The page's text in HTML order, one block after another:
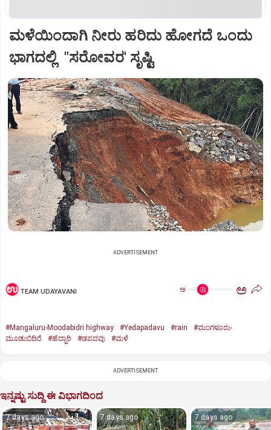
ಮಳೆಯಿಂದಾಗಿ ನೀರು ಹರಿದು ಹೋಗದೆ ಒಂದು
ಭಾಗದಲ್ಲಿ "ಸರೋವರ' ಸೃಷ್ಟಿ
ADVERTISEMENT
TEAM UDAYAVANI ಅ ಅ
#Mangaluru-Moodabidri highway #Yedapadavu #rain
#ಮಂಗಳೂರು-
ಮೂಡುಬಿದಿರೆ
#ಹೆದ್ದಾರಿ #ಡಪದವು #ಮಳೆ
ADVERTISEMENT
ಇನ್ನಷ್ಟು ಸುದ್ದಿ ಈ ವಿಭಾಗದಿಂದ
7 days ago 7 days ago 7 days ago